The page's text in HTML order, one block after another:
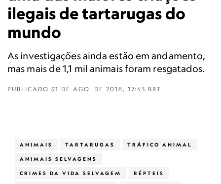
ilegais de tartarugas do
mundo
As investigações ainda estão em andamento,
mas mais de 1,1 mil animais foram resgatados.
PUBLICADO 31 DE AGO. DE 2018, 17:43 BRT
ANIMAIS TARTARUGAS TRÁFICO ANIMAL
ANIMAIS SELVAGENS
CRIMES DA VIDA SELVAGEM RÉPTEIS